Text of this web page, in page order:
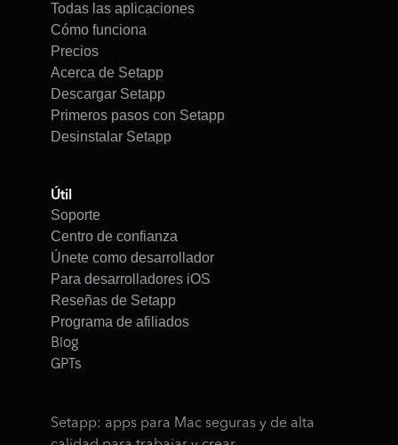
Todas las aplicaciones
Cómo funciona
Precios
Acerca de Setapp
Descargar Setapp
Primeros pasos con Setapp
Desinstalar Setapp
Útil
Soporte
Centro de confianza
Únete como desarrollador
Para desarrolladores iOS
Reseñas de Setapp
Programa de afiliados
Blog
GPTs
Setapp: apps para Mac seguras y de alta